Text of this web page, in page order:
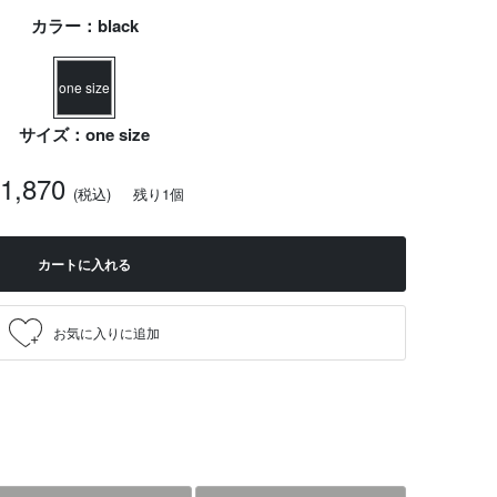
カラー：black
one size
サイズ：one size
(税込) 残り1個
カートに入れる